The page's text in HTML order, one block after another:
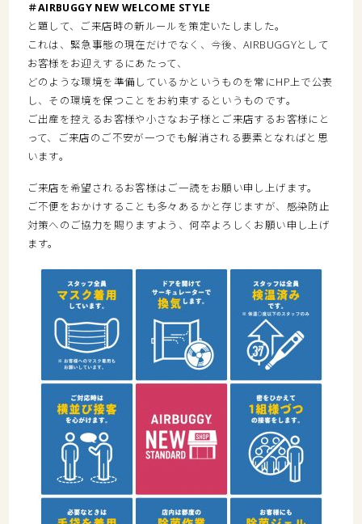
＃AIRBUGGY NEW WELCOME STYLE
と題して、ご来店時の新ルールを策定いたしました。
これは、緊急事態の現在だけでなく、今後、AIRBUGGYとして
お客様をお迎えするにあたって、
どのような環境を準備しているかというものを常にHP上で公表
し、その環境を保つことをお約束するというものです。
ご出産を控えるお客様や小さなお子様とご来店するお客様にと
って、ご来店のご不安が一つでも解消される要素となればと思
います。
ご来店を希望されるお客様はご一読をお願い申し上げます。
ご不便をおかけすることも多々あるかと存じますが、感染防止
対策へのご協力を賜りますよう、何卒よろしくお願い申し上げ
ます。